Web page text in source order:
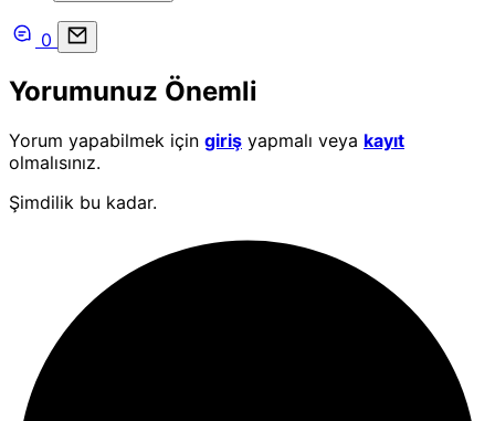
0
Yorumunuz Önemli
Yorum yapabilmek için giriş yapmalı veya kayıt
olmalısınız.
Şimdilik bu kadar.